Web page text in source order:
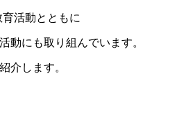
育活動とともに
動にも取り組んでいます。
介します。